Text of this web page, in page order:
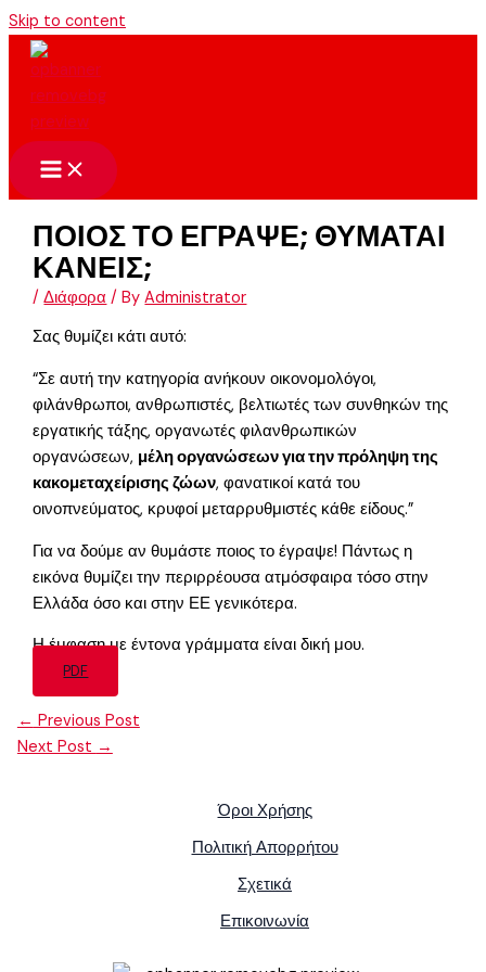
Skip to content
ΠΟΙΟΣ ΤΟ ΕΓΡΑΨΕ; ΘΥΜΑΤΑΙ
ΚΑΝΕΙΣ;
/Διάφορα / ByAdministrator
Σας θυμίζει κάτι αυτό:
“Σε αυτή την κατηγορία ανήκουν οικονομολόγοι,
φιλάνθρωποι, ανθρωπιστές, βελτιωτές των συνθηκών της
εργατικής τάξης, οργανωτές φιλανθρωπικών
οργανώσεων, μέλη οργανώσεων για την πρόληψη της
κακομεταχείρισης ζώων, φανατικοί κατά του
οινοπνεύματος, κρυφοί μεταρρυθμιστές κάθε είδους.”
Για να δούμε αν θυμάστε ποιος το έγραψε! Πάντως η
εικόνα θυμίζει την περιρρέουσα ατμόσφαιρα τόσο στην
Ελλάδα όσο και στην ΕΕ γενικότερα.
Η έμφαση με έντονα γράμματα είναι δική μου.
PDF
← Previous Post
Next Post →
Όροι Χρήσης
Πολιτική Απορρήτου
Σχετικά
Επικοινωνία